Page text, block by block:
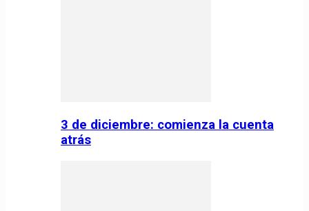
3 de diciembre: comienza la cuenta
atrás